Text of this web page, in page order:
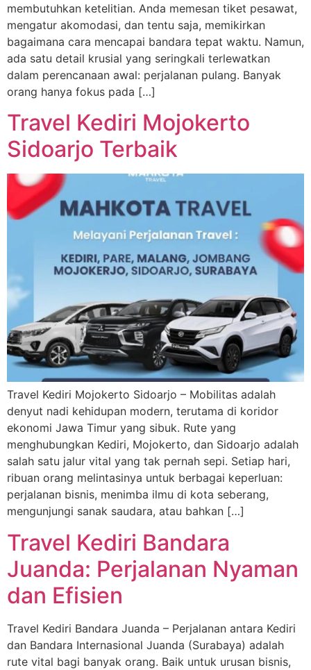
membutuhkan ketelitian. Anda memesan tiket pesawat,
mengatur akomodasi, dan tentu saja, memikirkan
bagaimana cara mencapai bandara tepat waktu. Namun,
ada satu detail krusial yang seringkali terlewatkan
dalam perencanaan awal: perjalanan pulang. Banyak
orang hanya fokus pada […]
Travel Kediri Mojokerto
Sidoarjo Terbaik
Travel Kediri Mojokerto Sidoarjo – Mobilitas adalah
denyut nadi kehidupan modern, terutama di koridor
ekonomi Jawa Timur yang sibuk. Rute yang
menghubungkan Kediri, Mojokerto, dan Sidoarjo adalah
salah satu jalur vital yang tak pernah sepi. Setiap hari,
ribuan orang melintasinya untuk berbagai keperluan:
perjalanan bisnis, menimba ilmu di kota seberang,
mengunjungi sanak saudara, atau bahkan […]
Travel Kediri Bandara
Juanda: Perjalanan Nyaman
dan Efisien
Travel Kediri Bandara Juanda – Perjalanan antara Kediri
dan Bandara Internasional Juanda (Surabaya) adalah
rute vital bagi banyak orang. Baik untuk urusan bisnis,